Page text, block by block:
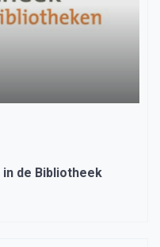
de Bibliotheek